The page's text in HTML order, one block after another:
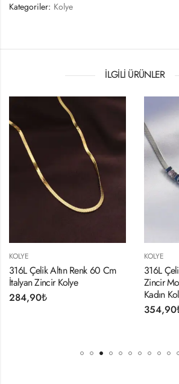
Kategoriler: Kolye
İLGILI ÜRÜNLER
KOLYE
316L Çelik Altın Renk 60 Cm
İtalyan Zincir Kolye
284,90₺
KOLYE
316L
Zincir
Kadın
354,90